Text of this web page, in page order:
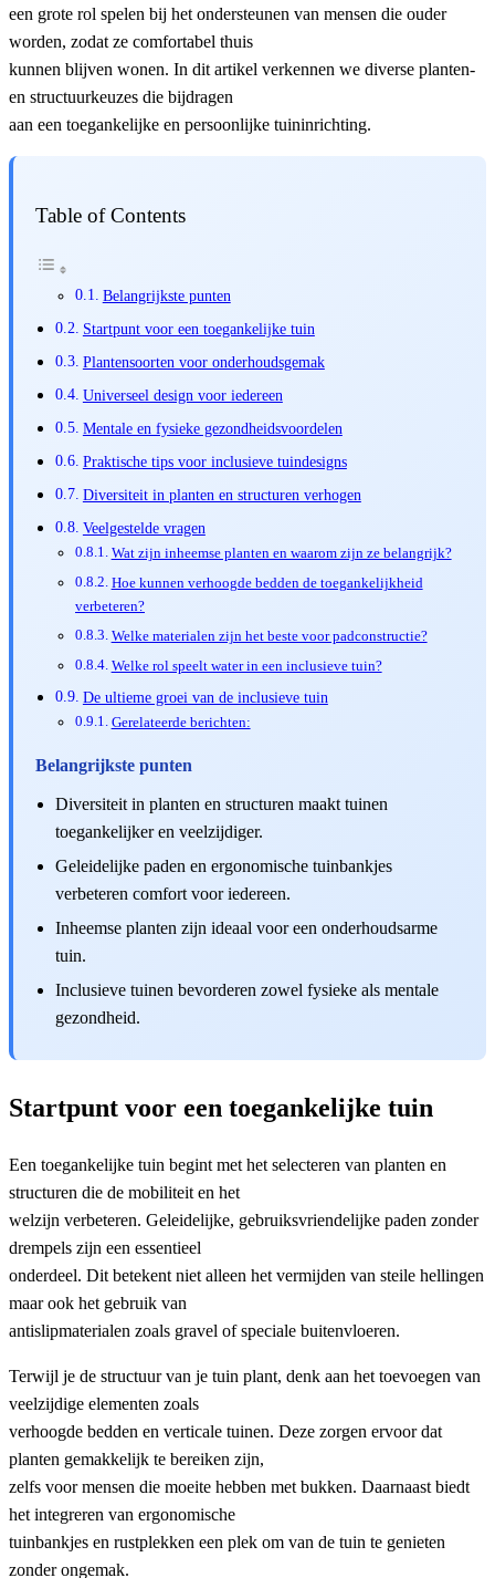
een grote rol spelen bij het ondersteunen van mensen die ouder
worden, zodat ze comfortabel thuis
kunnen blijven wonen. In dit artikel verkennen we diverse planten-
en structuurkeuzes die bijdragen
aan een toegankelijke en persoonlijke tuininrichting.
Table of Contents
Belangrijkste punten
Startpunt voor een toegankelijke tuin
Plantensoorten voor onderhoudsgemak
Universeel design voor iedereen
Mentale en fysieke gezondheidsvoordelen
Praktische tips voor inclusieve tuindesigns
Diversiteit in planten en structuren verhogen
Veelgestelde vragen
Wat zijn inheemse planten en waarom zijn ze belangrijk?
Hoe kunnen verhoogde bedden de toegankelijkheid
verbeteren?
Welke materialen zijn het beste voor padconstructie?
Welke rol speelt water in een inclusieve tuin?
De ultieme groei van de inclusieve tuin
Gerelateerde berichten:
Belangrijkste punten
Diversiteit in planten en structuren maakt tuinen
toegankelijker en veelzijdiger.
Geleidelijke paden en ergonomische tuinbankjes
verbeteren comfort voor iedereen.
Inheemse planten zijn ideaal voor een onderhoudsarme
tuin.
Inclusieve tuinen bevorderen zowel fysieke als mentale
gezondheid.
Startpunt voor een toegankelijke tuin
Een toegankelijke tuin begint met het selecteren van planten en
structuren die de mobiliteit en het
welzijn verbeteren. Geleidelijke, gebruiksvriendelijke paden zonder
drempels zijn een essentieel
onderdeel. Dit betekent niet alleen het vermijden van steile hellingen
maar ook het gebruik van
antislipmaterialen zoals gravel of speciale buitenvloeren.
Terwijl je de structuur van je tuin plant, denk aan het toevoegen van
veelzijdige elementen zoals
verhoogde bedden en verticale tuinen. Deze zorgen ervoor dat
planten gemakkelijk te bereiken zijn,
zelfs voor mensen die moeite hebben met bukken. Daarnaast biedt
het integreren van ergonomische
tuinbankjes en rustplekken een plek om van de tuin te genieten
zonder ongemak.